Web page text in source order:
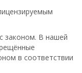
законом. В нашей
в соответствии